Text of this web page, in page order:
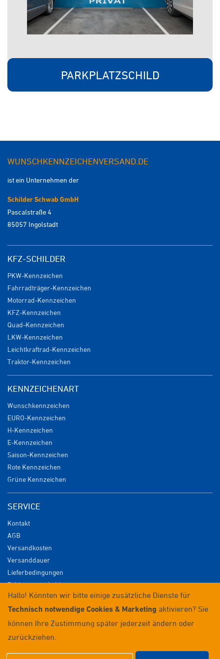
PARKPLATZSCHILD
WUNSCHKENNZEICHENVERSAND.DE
ist ein Unternehmen der
Schilder Schwab GmbH
Pascalstraße 4
85057 Ingolstadt
KFZ-SCHILDER
PKW-Kennzeichen
Fahrradträger-Kennzeichen
Motorrad-Kennzeichen
KFZ-Kennzeichen
Quad-Kennzeichen
LKW-Kennzeichen
Leichtkraftrad-Kennzeichen
Traktor-Kennzeichen
KENNZEICHENART
Wunschkennzeichen
EURO-Kennzeichen
H-Kennzeichen
E-Kennzeichen
Saison-Kennzeichen
Rote Kennzeichen
Grüne Kennzeichen
SERVICE
Kontakt
AGB
Versandkosten
Versanddauer
Lieferbedingungen
Zahlungsmöglichkeiten
Datenschutz
Impressum
Widerrufsrecht
Anmelden / Registrieren
Hallo! Könnten wir bitte einige zusätzliche Dienste für
Technisch notwendige Cookies & Marketing aktivieren? Sie
können Ihre Zustimmung später jederzeit ändern oder
zurückziehen.